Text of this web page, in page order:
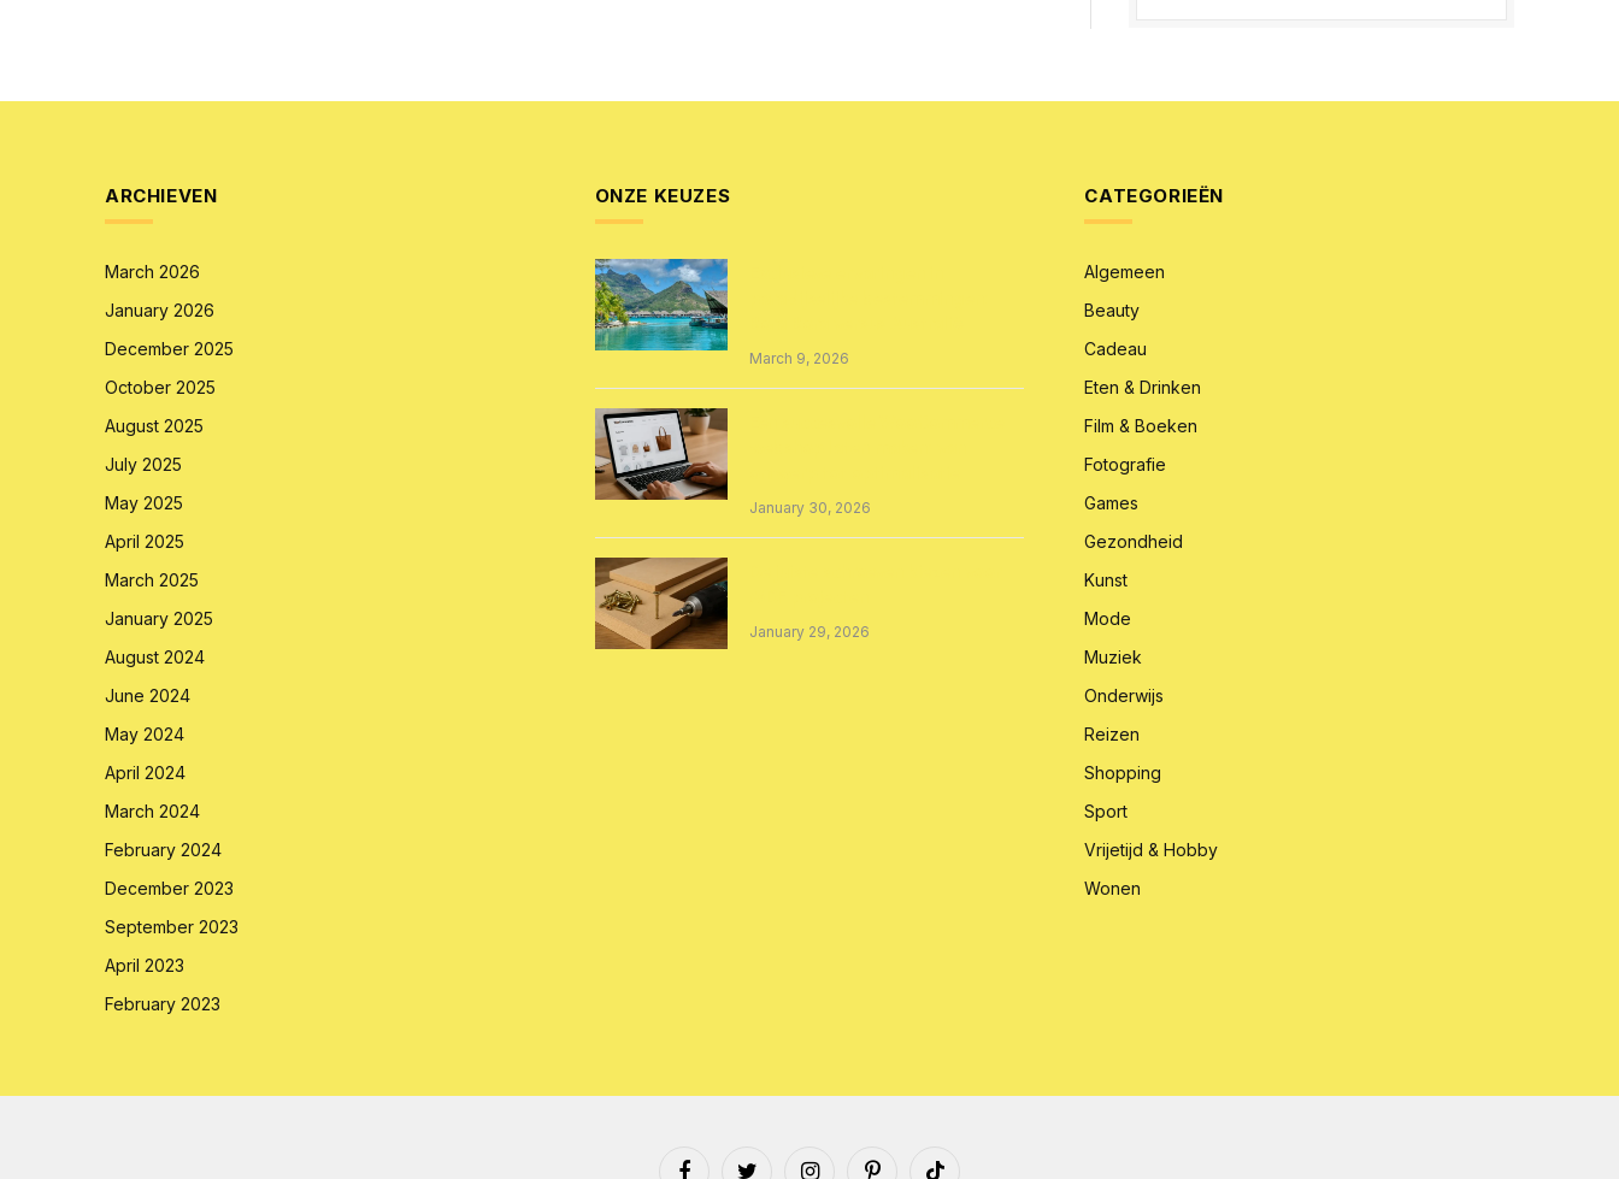
ARCHIEVEN
March 2026
January 2026
December 2025
October 2025
August 2025
July 2025
May 2025
April 2025
March 2025
January 2025
August 2024
June 2024
May 2024
April 2024
March 2024
February 2024
December 2023
September 2023
April 2023
February 2023
ONZE KEUZES
March 9, 2026
January 30, 2026
January 29, 2026
CATEGORIEËN
Algemeen
Beauty
Cadeau
Eten & Drinken
Film & Boeken
Fotografie
Games
Gezondheid
Kunst
Mode
Muziek
Onderwijs
Reizen
Shopping
Sport
Vrijetijd & Hobby
Wonen